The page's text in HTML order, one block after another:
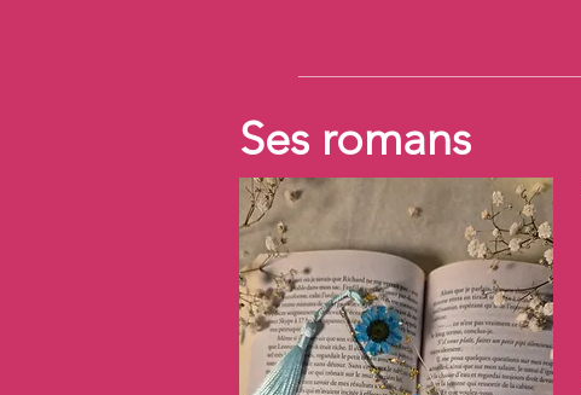
Ses romans